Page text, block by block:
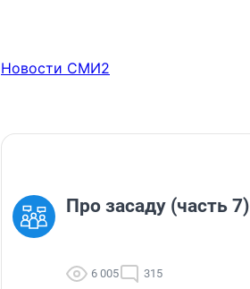
Новости СМИ2
Про засаду (часть 7)
6 005 315